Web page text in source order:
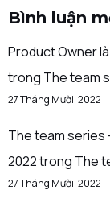
Bình luận
Product Owner
trong The team
27 Tháng Mười, 2022
The team series
2022trong The
27 Tháng Mười, 2022